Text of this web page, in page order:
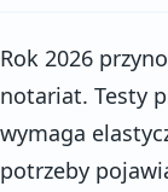
Rok 2026
notariat. Testy
wymaga
potrzeby